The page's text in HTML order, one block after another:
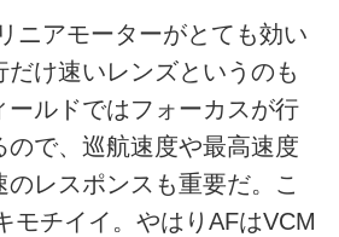
ニアモーターがとても効い
だけ速いレンズというのも
ールドではフォーカスが行
ので、巡航速度や最高速度
レスポンスも重要だ。こ
モチイイ。やはりAFはVCM